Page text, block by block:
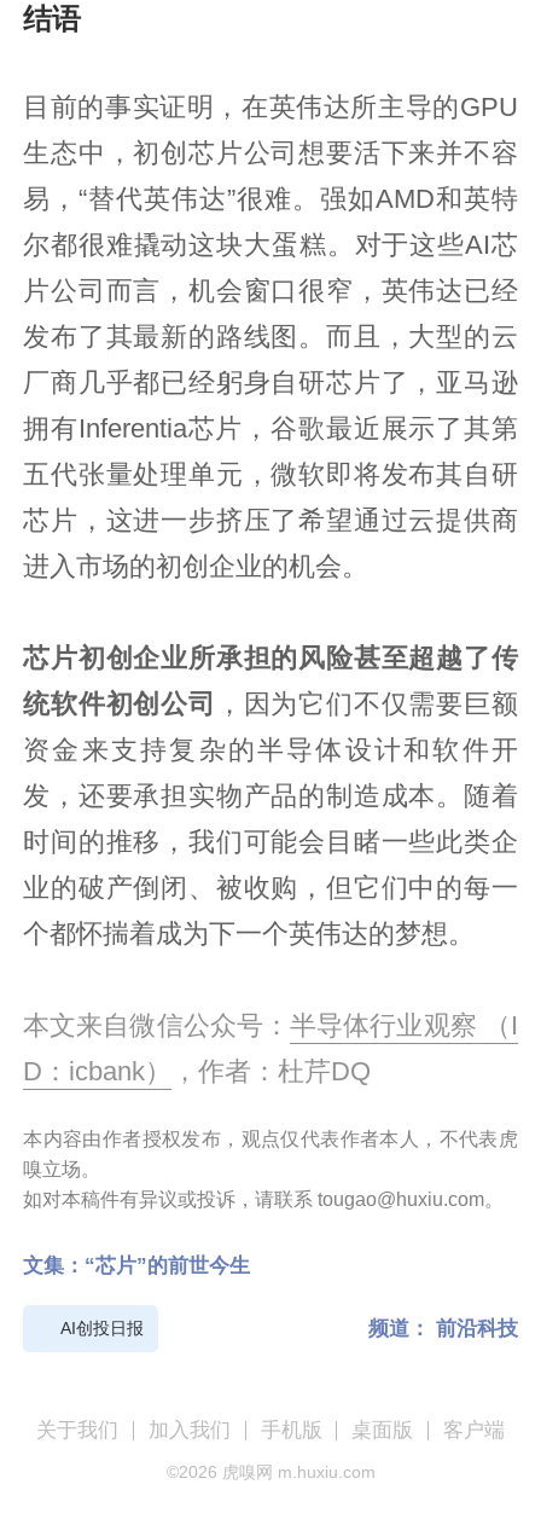
结语
目前的事实证明，在英伟达所主导的GPU
生态中，初创芯片公司想要活下来并不容
易，“替代英伟达”很难。强如AMD和英特
尔都很难撬动这块大蛋糕。对于这些AI芯
片公司而言，机会窗口很窄，英伟达已经
发布了其最新的路线图。而且，大型的云
厂商几乎都已经躬身自研芯片了，亚马逊
拥有Inferentia芯片，谷歌最近展示了其第
五代张量处理单元，微软即将发布其自研
芯片，这进一步挤压了希望通过云提供商
进入市场的初创企业的机会。
芯片初创企业所承担的风险甚至超越了传
统软件初创公司
，因为它们不仅需要巨额
资金来支持复杂的半导体设计和软件开
发，还要承担实物产品的制造成本。随着
时间的推移，我们可能会目睹一些此类企
业的破产倒闭、被收购，但它们中的每一
个都怀揣着成为下一个英伟达的梦想。
本文来自微信公众号：半导体行业观察 （I
D：icbank）
，作者：杜芹DQ
本内容由作者授权发布，观点仅代表作者本人，不代表虎
嗅立场。
如对本稿件有异议或投诉，请联系 tougao@huxiu.com。
文集： “芯片”的前世今生
AI创投日报 频道： 前沿科技
关于我们 加入我们 手机版 桌面版 客户端
©2026 虎嗅网 m.huxiu.com